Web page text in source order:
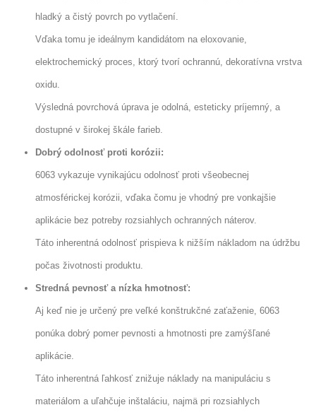
hladký a čistý povrch po vytlačení.
Vďaka tomu je ideálnym kandidátom na eloxovanie,
elektrochemický proces, ktorý tvorí ochrannú, dekoratívna vrstva
oxidu.
Výsledná povrchová úprava je odolná, esteticky príjemný, a
dostupné v širokej škále farieb.
Dobrý odolnosť proti korózii:
6063 vykazuje vynikajúcu odolnosť proti všeobecnej
atmosférickej korózii, vďaka čomu je vhodný pre vonkajšie
aplikácie bez potreby rozsiahlych ochranných náterov.
Táto inherentná odolnosť prispieva k nižším nákladom na údržbu
počas životnosti produktu.
Stredná pevnosť a nízka hmotnosť:
Aj keď nie je určený pre veľké konštrukčné zaťaženie, 6063
ponúka dobrý pomer pevnosti a hmotnosti pre zamýšľané
aplikácie.
Táto inherentná ľahkosť znižuje náklady na manipuláciu s
materiálom a uľahčuje inštaláciu, najmä pri rozsiahlych